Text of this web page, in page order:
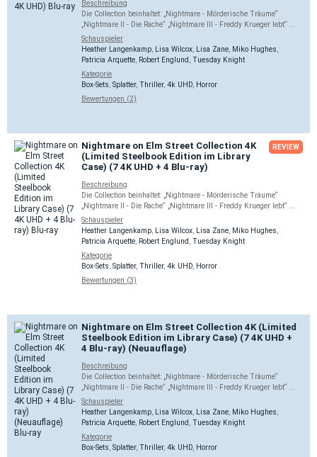
Beschreibung
Die Collection beinhaltet: „Nightmare - Mörderische Träume“
„Nightmare II - Die Rache“ „Nightmare III - Freddy Krueger lebt“ ...
Schauspieler
Heather Langenkamp
Lisa Wilcox Lisa Zane Miko Hughes
Patricia Arquette
Robert Englund
Tuesday Knight
Kategorie
Box-Sets Splatter, Thriller, 4k UHD
Horror
Bewertungen (2)
Nightmare on Elm Street Collection 4K
(Limited Steelbook Edition im Library
Case) (7 4K UHD + 4 Blu-ray)
REVIEW
Beschreibung
Die Collection beinhaltet: „Nightmare - Mörderische Träume“
„Nightmare II - Die Rache“ „Nightmare III - Freddy Krueger lebt“ ...
Schauspieler
Heather Langenkamp
Lisa Wilcox Lisa Zane Miko Hughes
Patricia Arquette
Robert Englund
Tuesday Knight
Kategorie
Box-Sets Splatter, Thriller, 4k UHD
Horror
Bewertungen (3)
Nightmare on Elm Street Collection 4K (Limited
Steelbook Edition im Library Case) (7 4K UHD +
4 Blu-ray) (Neuauflage)
Beschreibung
Die Collection beinhaltet: „Nightmare - Mörderische Träume“
„Nightmare II - Die Rache“ „Nightmare III - Freddy Krueger lebt“ ...
Schauspieler
Heather Langenkamp
Lisa Wilcox Lisa Zane Miko Hughes
Patricia Arquette
Robert Englund
Tuesday Knight
Kategorie
Box-Sets Splatter, Thriller, 4k UHD
Horror